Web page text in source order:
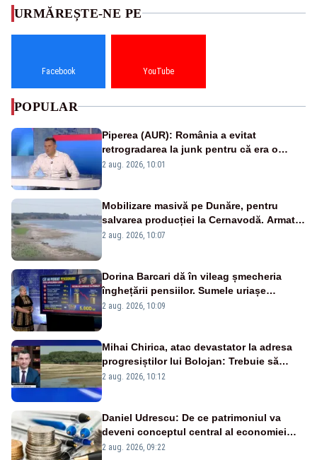
URMĂREȘTE-NE PE
Facebook YouTube
POPULAR
Piperea (AUR): România a evitat
retrogradarea la junk pentru că era o
catastrofă pentru bănci și fondurile de
2 aug. 2026, 10:01
Mobilizare masivă pe Dunăre, pentru
salvarea producției la Cernavodă. Armata
va detona o stâncă și va devia apa
2 aug. 2026, 10:07
Dorina Barcari dă în vileag șmecheria
înghețării pensiilor. Sumele uriașe
pierdute de fiecare român
2 aug. 2026, 10:09
Mihai Chirica, atac devastator la adresa
progresiștilor lui Bolojan: Trebuie să
protejăm și natura, dar nu șținem omaneii
2 aug. 2026, 10:12
Daniel Udrescu: De ce patrimoniul va
deveni conceptul central al economiei
viitoare?
2 aug. 2026, 09:22